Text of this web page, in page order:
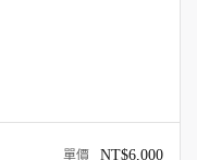
NT$6,000